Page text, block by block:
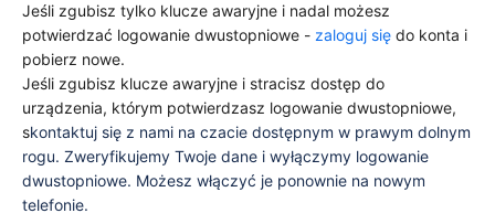
Jeśli zgubisz tylko klucze awaryjne i nadal możesz
potwierdzać logowanie dwustopniowe - zaloguj się do konta i
pobierz nowe.
Jeśli zgubisz klucze awaryjne i stracisz dostęp do
urządzenia, którym potwierdzasz logowanie dwustopniowe,
skontaktuj się z nami na czacie dostępnym w prawym dolnym
rogu. Zweryfikujemy Twoje dane i wyłączymy logowanie
dwustopniowe. Możesz włączyć je ponownie na nowym
telefonie.